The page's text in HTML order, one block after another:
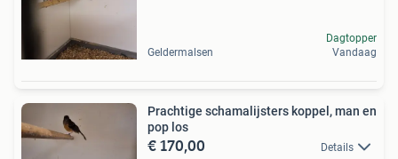
Geldermalsen
Dagtopper
Vandaag
Prachtige schamalijsters koppel, man en
pop los
€ 170,00 Details